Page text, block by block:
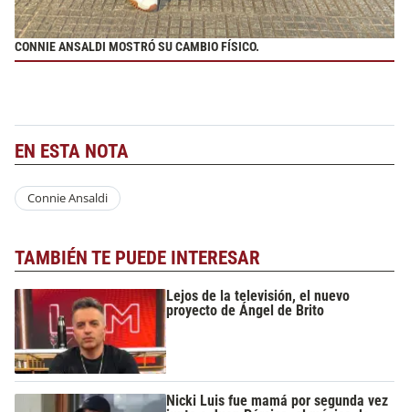
CONNIE ANSALDI MOSTRÓ SU CAMBIO FÍSICO.
EN ESTA NOTA
Connie Ansaldi
TAMBIÉN TE PUEDE INTERESAR
Lejos de la televisión, el nuevo
proyecto de Ángel de Brito
Nicki Luis fue mamá por segunda vez